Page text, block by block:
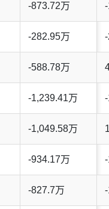
-873.72万
-282.95万
-588.78万
-1,239.41万
-1,049.58万
-934.17万
-827.7万